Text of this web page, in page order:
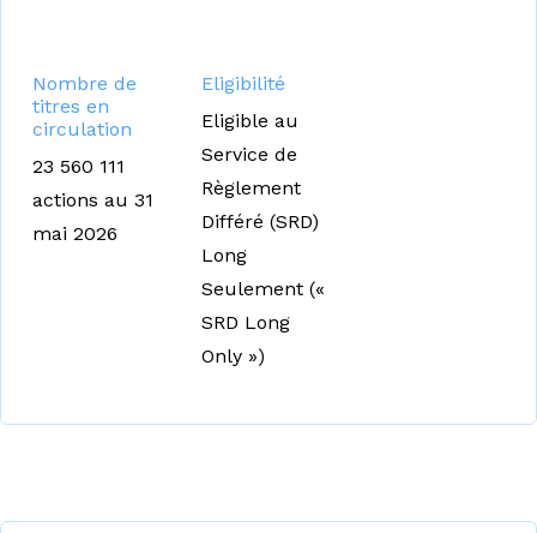
Nombre de
titres en
circulation
23 560 111
actions au 31
mai 2026
Eligibilité
Eligible au
Service de
Règlement
Différé (SRD)
Long
Seulement («
SRD Long
Only »)